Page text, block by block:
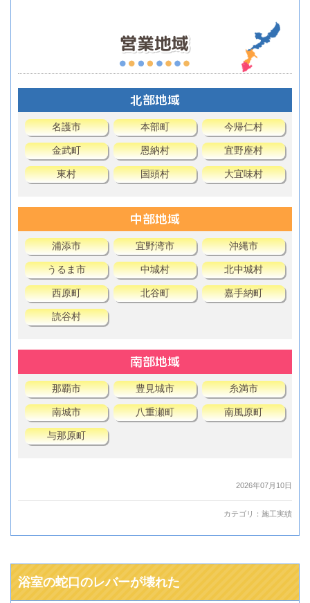
北部地域
名護市 本部町 今帰仁村
金武町 恩納村 宜野座村
東村 国頭村 大宜味村
中部地域
浦添市 宜野湾市 沖縄市
うるま市 中城村 北中城村
西原町 北谷町 嘉手納町
読谷村
南部地域
那覇市 豊見城市 糸満市
南城市 八重瀬町 南風原町
与那原町
2026年07月10日
カテゴリ： 施工実績
浴室の蛇口のレバーが壊れた